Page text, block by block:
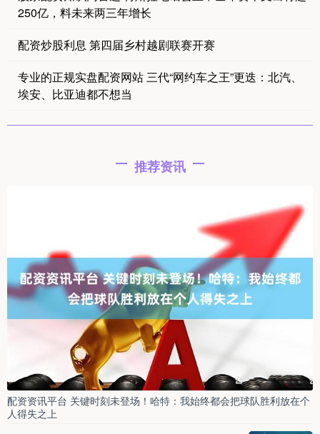
250亿，料未来两三年增长
配资炒股利息 第四届乡村越剧联赛开赛
专业的正规实盘配资网站 三代“网约车之王”更迭：北汽、
埃安、比亚迪都不想当
推荐资讯
配资资讯平台 关键时刻未登场！哈特：我始终都会把球队胜利放在个
人得失之上